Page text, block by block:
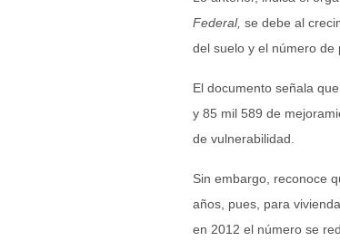
Federal, se debe al
del suelo y el número de
El documento señala
y 85 mil 589 de
de vulnerabilidad.
Sin embargo, reconoce
años, pues, para
en 2012 el número se